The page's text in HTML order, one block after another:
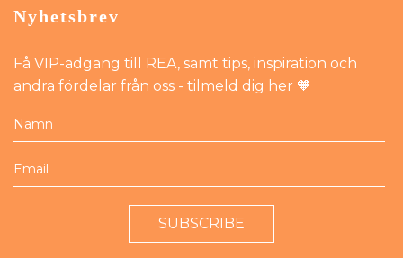
Nyhetsbrev
Få VIP-adgang till REA, samt tips, inspiration och
andra fördelar från oss - tilmeld dig her 🧡
SUBSCRIBE